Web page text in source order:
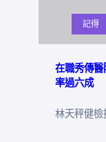
記得
在職秀傳
率過六成
林天秤健